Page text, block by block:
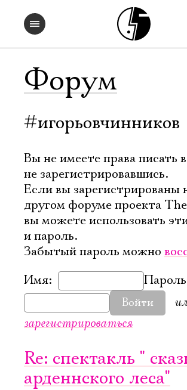
Форум
#игорьовчинников
Вы не имеете права писать
не зарегистрировавшись.
Если вы зарегистрированы
другом форуме проекта
вы можете использовать
и пароль.
Забытый пароль можно
Имя:
Войти
зарегистрироваться
Re: спектакль "
арденнского леса"